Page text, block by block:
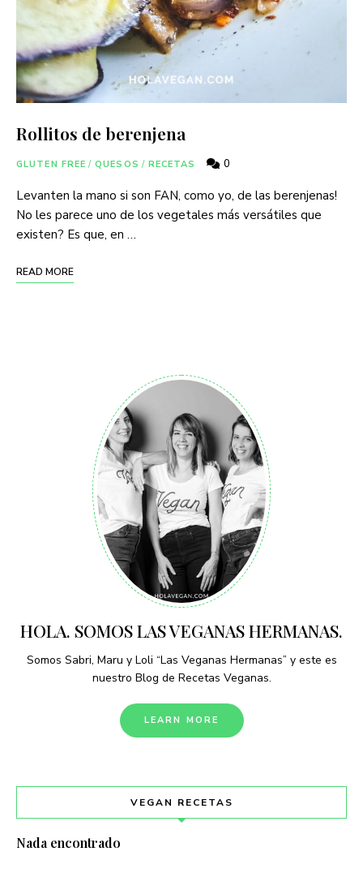
Rollitos de berenjena
GLUTEN FREE / QUESOS / RECETAS 0
Levanten la mano si son FAN, como yo, de las berenjenas!
No les parece uno de los vegetales más versátiles que
existen? Es que, en …
READ MORE
HOLA. SOMOS LAS VEGANAS HERMANAS.
Somos Sabri, Maru y Loli “Las Veganas Hermanas” y este es
nuestro Blog de Recetas Veganas.
LEARN MORE
VEGAN RECETAS
Nada encontrado